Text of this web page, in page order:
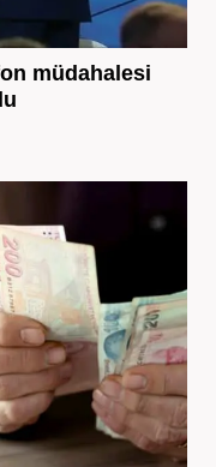
müdahalesi